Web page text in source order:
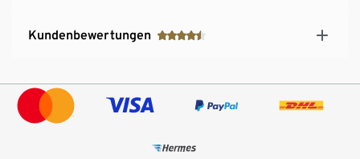
Kundenbewertungen